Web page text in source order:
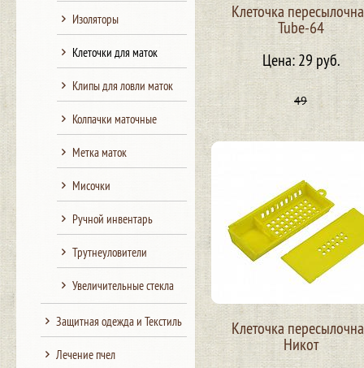
Клеточка
Tube-64
Цена: 29 руб.
49
Клеточка
Никот
Изоляторы
Клеточки для маток
Клипы для ловли маток
Колпачки маточные
Метка маток
Мисочки
Ручной инвентарь
Трутнеуловители
Увеличительные стекла
Защитная одежда и Текстиль
Лечение пчел